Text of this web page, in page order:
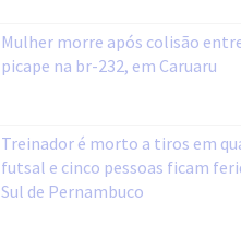
Mulher morre após colisão
picape na br-232, em Caruaru
Treinador é morto a tiros em
futsal e cinco pessoas ficam
Sul de Pernambuco